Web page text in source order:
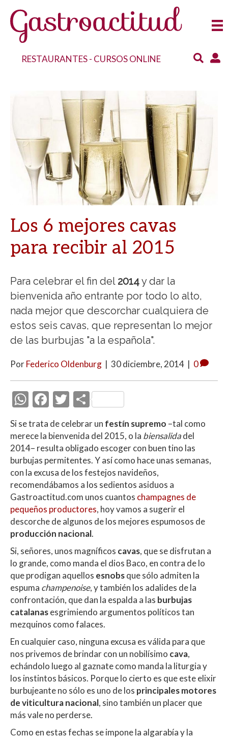
RESTAURANTES- CURSOS ONLINE
Los 6 mejores cavas
para recibir al 2015
Para celebrar el fin del 2014y dar la
bienvenida año entrante por todo lo alto,
nada mejor que descorchar cualquiera de
estos seis cavas, que representan lo mejor
de las burbujas "a la española".
PorFederico Oldenburg | 30 diciembre, 2014 | 0
W
h
at
s
A
p
p
F
ac
e
b
o
o
k
T
w
itt
er
C
m
p
ar
ti
r
Si se trata de celebrar un festín supremo –tal como
merece la bienvenida del 2015, o la biensalidadel
2014– resulta obligado escoger con buen tino las
burbujas permitentes. Y así como hace unas semanas,
con la excusa de los festejos navideños,
recomendábamos a los sedientos asiduos a
Gastroactitud.com unos cuantos champagnes de
pequeños productores, hoy vamos a sugerir el
descorche de algunos de los mejores espumosos de
producción nacional.
Si, señores, unos magníficos cavas, que se disfrutan a
lo grande, como manda el dios Baco, en contra de lo
que prodigan aquellos esnobsque sólo admiten la
espuma champenoise, y también los adalides de la
confrontación, que dan la espalda a las burbujas
catalanasesgrimiendo argumentos políticos tan
mezquinos como falaces.
En cualquier caso, ninguna excusa es válida para que
nos privemos de brindar con un nobilísimo cava,
echándolo luego al gaznate como manda la liturgia y
los instintos básicos. Porque lo cierto es que este elixir
burbujeante no sólo es uno de los principales motores
de viticultura nacional, sino también un placer que
más vale no perderse.
Como en estas fechas se impone la algarabía y la